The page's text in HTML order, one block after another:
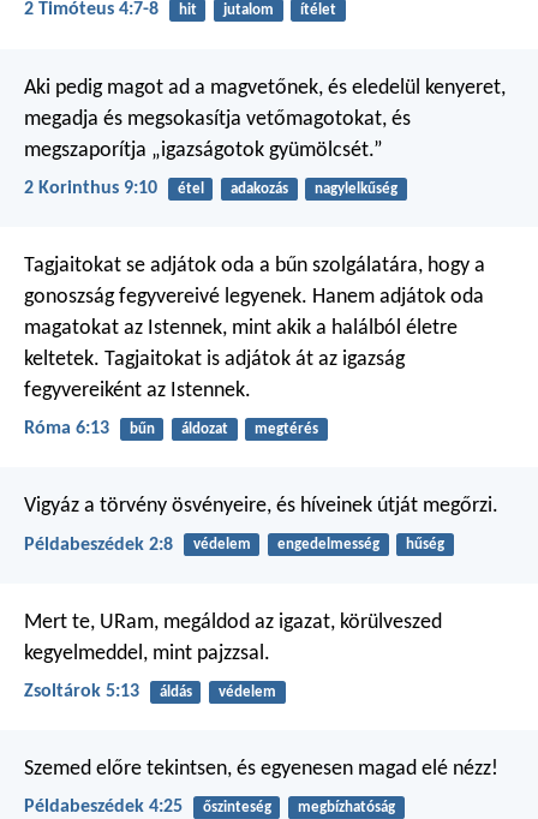
2 Timóteus 4:7-8 hit jutalom ítélet
Aki pedig magot ad a magvetőnek, és eledelül kenyeret,
megadja és megsokasítja vetőmagotokat, és
megszaporítja „igazságotok gyümölcsét.”
2 Korinthus 9:10 étel adakozás nagylelkűség
Tagjaitokat se adjátok oda a bűn szolgálatára, hogy a
gonoszság fegyvereivé legyenek. Hanem adjátok oda
magatokat az Istennek, mint akik a halálból életre
keltetek. Tagjaitokat is adjátok át az igazság
fegyvereiként az Istennek.
Róma 6:13 bűn áldozat megtérés
Vigyáz a törvény ösvényeire, és híveinek útját megőrzi.
Példabeszédek 2:8 védelem engedelmesség hűség
Mert te, URam, megáldod az igazat, körülveszed
kegyelmeddel, mint pajzzsal.
Zsoltárok 5:13 áldás védelem
Szemed előre tekintsen, és egyenesen magad elé nézz!
Példabeszédek 4:25 őszinteség megbízhatóság